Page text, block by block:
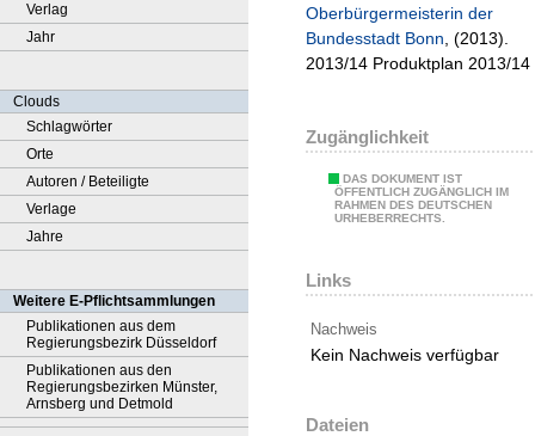
Verlag
Jahr
Clouds
Schlagwörter
Orte
Autoren / Beteiligte
Verlage
Jahre
Weitere E-Pflichtsammlungen
Publikationen aus dem
Regierungsbezirk Düsseldorf
Publikationen aus den
Regierungsbezirken Münster,
Arnsberg und Detmold
Oberbürgermeisterin der
Bundesstadt Bonn, (2013).
2013/14 Produktplan 2013/14
Zugänglichkeit
DAS DOKUMENT IST
ÖFFENTLICH ZUGÄNGLICH IM
RAHMEN DES DEUTSCHEN
URHEBERRECHTS.
Links
Nachweis
Kein Nachweis verfügbar
Dateien